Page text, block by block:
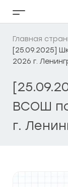
Кнопка
бокового
меню
Главная
[25.09.2025]
2026 г.
ВСОШ
г.